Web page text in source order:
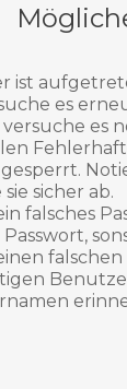
ist
es
es
sicher ab.
falsches